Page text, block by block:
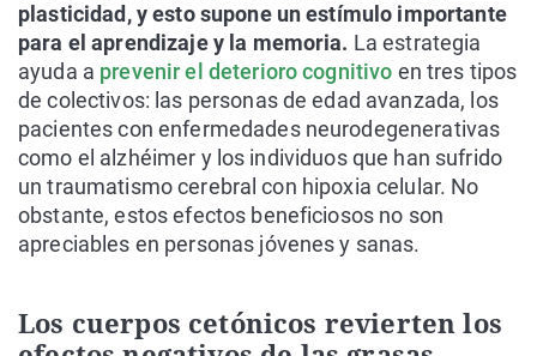
plasticidad, y esto supone un estímulo importante
para el aprendizaje y la memoria. La estrategia
ayuda a prevenir el deterioro cognitivo en tres tipos
de colectivos: las personas de edad avanzada, los
pacientes con enfermedades neurodegenerativas
como el alzhéimer y los individuos que han sufrido
un traumatismo cerebral con hipoxia celular. No
obstante, estos efectos beneficiosos no son
apreciables en personas jóvenes y sanas.
Los cuerpos cetónicos revierten los